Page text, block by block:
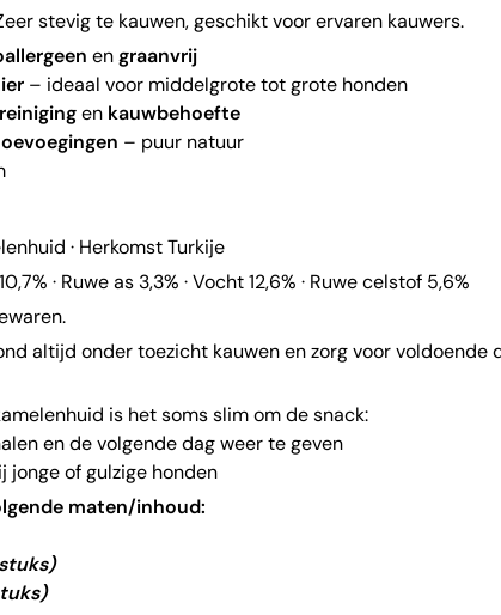
stevig te kauwen, geschikt voor ervaren kauwers.
engraanvrij
– ideaal voor middelgrote tot grote honden
en kauwbehoefte
– puur natuur
· Herkomst Turkije
· Ruwe as 3,3% · Vocht 12,6% · Ruwe celstof 5,6%
altijd onder toezicht kauwen en zorg voor voldoende
is het soms slim om de snack:
en de volgende dag weer te geven
jonge of gulzige honden
maten/inhoud: